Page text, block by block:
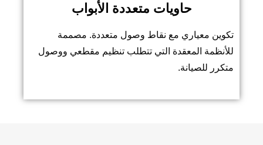
حاويات متعددة الأبواب
تكوين معياري مع نقاط وصول متعددة. مصممة
للأنظمة المعقدة التي تتطلب تنظيم مقطعي ووصول
متكرر للصيانة.